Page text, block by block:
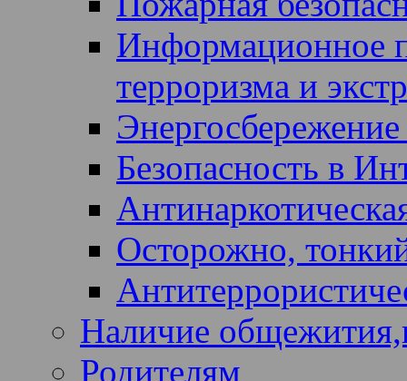
Информационное
терроризма и
Энергосбережение
Безопасность в
Осторожно,
Наличие
Родителям